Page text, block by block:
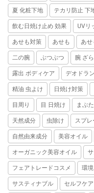
夏 化粧下地 テカリ防止 下
飲む日焼け止め 効果 UVリ
あせも対策 あせも あせ
二の腕 ぶつぶつ 腕 ざ
露出 ボディケア デオドラ
精油 虫よけ 日焼け対策
目周り 目 日焼け まぶ
天然成分 虫除け スプレ
自然由来成分 美容オイル
オーガニック美容オイル
フェアトレードコスメ 環境
サスティナブル セルフケ